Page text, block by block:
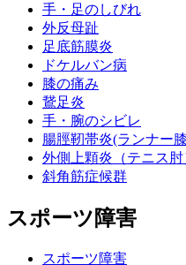
手・足のしびれ
外反母趾
足底筋膜炎
ドケルバン病
膝の痛み
鵞足炎
手・腕のシビレ
腸脛靭帯炎(ランナー
外側上顆炎（テニス肘
斜角筋症候群
スポーツ障害
スポーツ障害